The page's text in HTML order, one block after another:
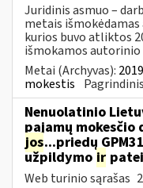
Juridinis asmuo –
metais
kurios buvo atliktos
išmokamos
Metai (Archyvas): 2019
mokestis
Nenuolatinio
pajamų mokesčio
jos...priedų
užpildymo ir
Web turinio sąrašas